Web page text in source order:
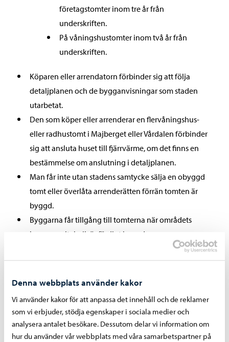
Denna webbplats använder kakor
Vi använder kakor för att anpassa det innehåll och de reklamer
som vi erbjuder, stödja egenskaper i sociala medier och
analysera antalet besökare. Dessutom delar vi information om
hur du använder vår webbplats med våra samarbetspartner på
företagstomter inom tre år från
underskriften.
På våningshustomter inom två år från
underskriften.
Köparen eller arrendatorn förbinder sig att följa
detaljplanen och de bygganvisningar som staden
utarbetat.
Den som köper eller arrenderar en flervåningshus-
eller radhustomt i Majberget eller Vårdalen förbinder
sig att ansluta huset till fjärrvärme, om det finns en
bestämmelse om anslutning i detaljplanen.
Man får inte utan stadens samtycke sälja en obyggd
tomt eller överlåta arrenderätten förrän tomten är
byggd.
Byggarna får tillgång till tomterna när områdets
kommunalteknik är färdigt byggd.
Staden kan eventuellt fäller de träd som finns på
tomten och som har ekonomiskt värde innan
köpebrevet eller arrendeavtalet undertecknas.
Allmänna tomtöverlåtelsevillkor 1.9.2025 –
31.8.2026 (146 kt, pdf)
Allmänna tomtöverlåtelsevillkor 1.9.2026 –
31.8.2027 (181 kt, pdf)